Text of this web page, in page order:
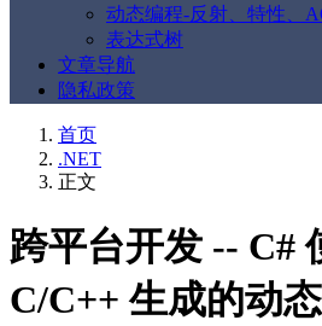
动态编程-反射、特性、
表达式树
文章导航
隐私政策
首页
.NET
正文
跨平台开发 -- C#
C/C++ 生成的动